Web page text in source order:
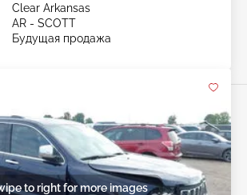
Clear Arkansas
AR - SCOTT
Будущая продажа
to right for more images